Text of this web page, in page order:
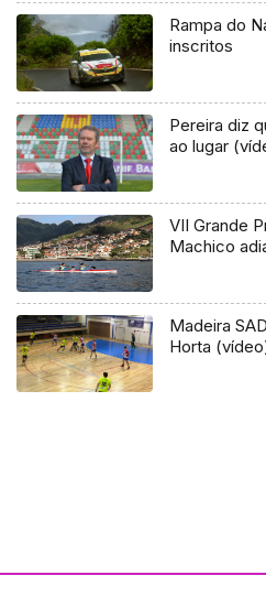
Rampa do
inscritos
Pereira diz
ao lugar
VII Grande
Machico
Madeira
Horta